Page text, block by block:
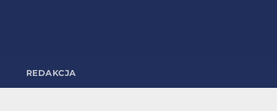
REDAKCJA